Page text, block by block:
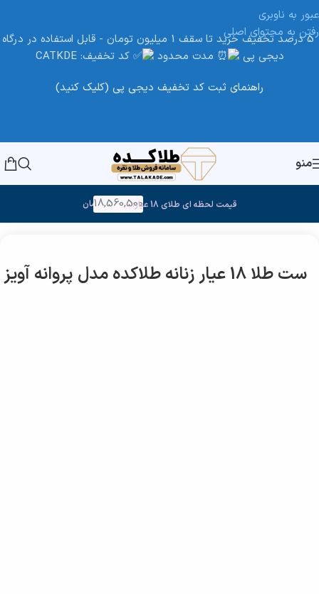
عبور به ناوبری
رفتن به محتوای اصلی
5 درصد تخفیف خرید تا سقف 1 میلیون تومان - قابل استفاده در درگاه
دیجی پی
مدت محدود
کد تخفیف: CATKDE
راهنمای ثبت کد تخفیف دیجی پی (کلیک کنید)
منو
تومان18,560,500 قیمت لحظه ای طلای 18 عیار:
ست طلا 18 عیار زنانه طلاکده مدل پروانه آویز کد 021